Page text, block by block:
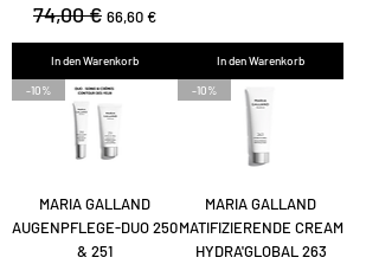
Standardpreis
74,00 € Sale-Preis
66,60 €
In den Warenkorb In den Warenkorb
-10%
MARIA GALLAND
AUGENPFLEGE-DUO 250
& 251
-10%
MARIA GALLAND
MATIFIZIERENDE CREAM
HYDRA'GLOBAL 263